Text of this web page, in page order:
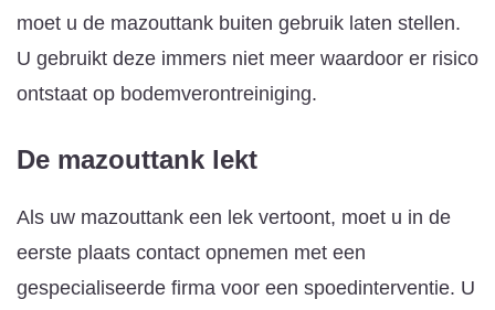
moet u de mazouttank buiten gebruik laten stellen.
U gebruikt deze immers niet meer waardoor er risico
ontstaat op bodemverontreiniging.
De mazouttank lekt
Als uw mazouttank een lek vertoont, moet u in de
eerste plaats contact opnemen met een
gespecialiseerde firma voor een spoedinterventie. U